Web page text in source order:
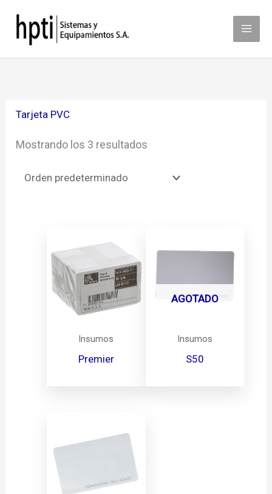
contenido
Tarjeta PVC
Mostrando los 3 resultados
Insumos
Premier
AGOTADO
Insumos
S50